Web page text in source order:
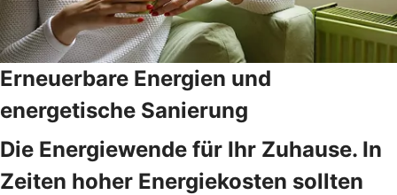
Erneuerbare Energien und
energetische Sanierung
Die Energiewende für Ihr Zuhause. In
Zeiten hoher Energiekosten sollten